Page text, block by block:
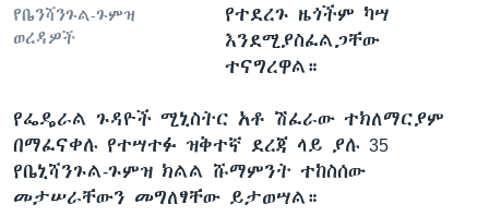
የቤንሻንጉል-ጉምዝ
ወረዳዎች
የተደረጉ ዜጎችም ካሣ
እንደሚያስፈልጋቸው
ተናግረዋል።
የፌዴራል ጉዳዮች ሚኒስትር አቶ ሽፈራው ተክለማርያም
በማፈናቀሉ የተሣተፉ ዝቅተኛ ደረጃ ላይ ያሉ 35
የቤኒሻንጉል-ጉምዝ ክልል ሹማምንት ተከስሰው
መታሠራቸውን መግለፃቸው ይታወሣል።